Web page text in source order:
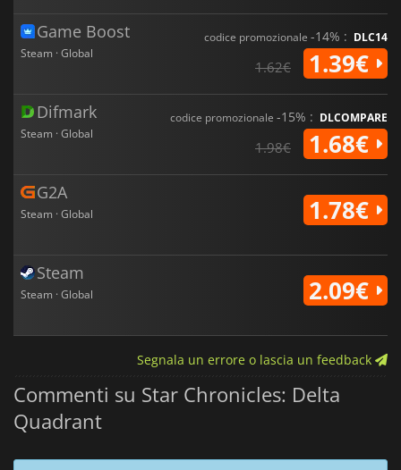
Game Boost
Steam · Global
codice promozionale -14% : DLC14
1.62€ 1.39€
Difmark
Steam · Global
codice promozionale -15% : DLCOMPARE
1.98€ 1.68€
G2A
Steam · Global 1.78€
Steam
Steam · Global 2.09€
Segnala un errore o lascia un feedback
Commenti su Star Chronicles: Delta
Quadrant